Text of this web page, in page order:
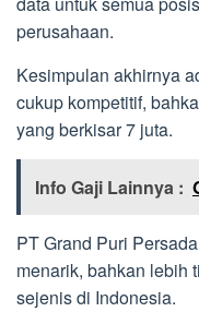
perusahaan.
Kesimpulan akhirnya
cukup kompetitif,
yang berkisar 7 juta.
Info Gaji Lainnya :
PT Grand Puri
menarik, bahkan lebih
sejenis di Indonesia.